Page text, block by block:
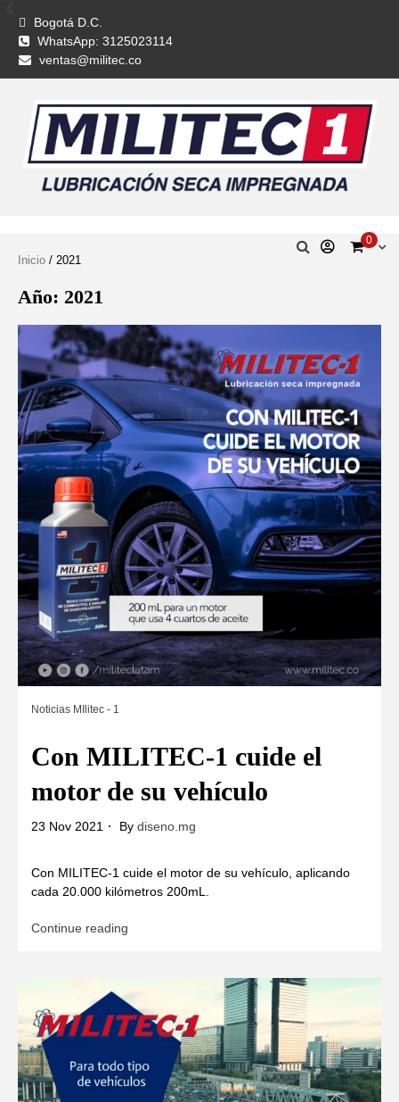
Bogotá D.C.
WhatsApp: 3125023114
ventas@militec.co
0
Inicio / 2021
Año: 2021
Noticias MIlitec - 1
Con MILITEC-1 cuide el
motor de su vehículo
23 Nov 2021 By diseno.mg
Con MILITEC-1 cuide el motor de su vehículo, aplicando
cada 20.000 kilómetros 200mL.
Continue reading